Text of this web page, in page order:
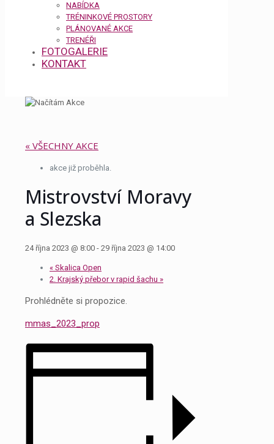
NABÍDKA
TRÉNINKOVÉ PROSTORY
PLÁNOVANÉ AKCE
TRENÉŘI
FOTOGALERIE
KONTAKT
« VŠECHNY AKCE
akce již proběhla.
Mistrovství Moravy
a Slezska
24 října 2023 @ 8:00 - 29 října 2023 @ 14:00
« Skalica Open
2. Krajský přebor v rapid šachu »
Prohlédněte si propozice.
mmas_2023_prop